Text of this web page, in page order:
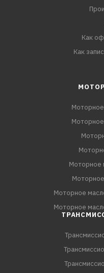
Как
Как
Моторное
Моторное
Моторное